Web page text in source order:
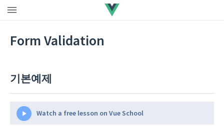
Form Validation
기본예제
Watch a free lesson on Vue School